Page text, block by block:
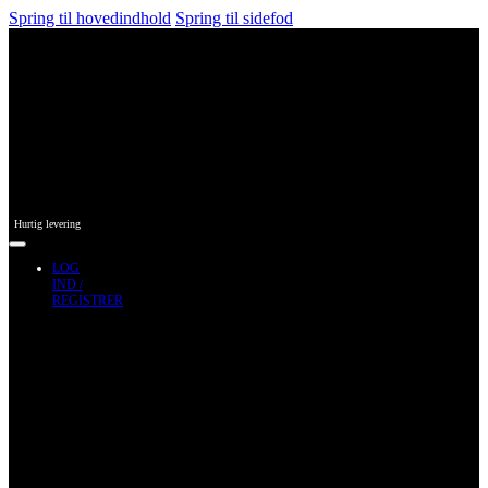
Spring til hovedindhold Spring til sidefod
Hurtig levering
LOG
IND /
REGISTRER